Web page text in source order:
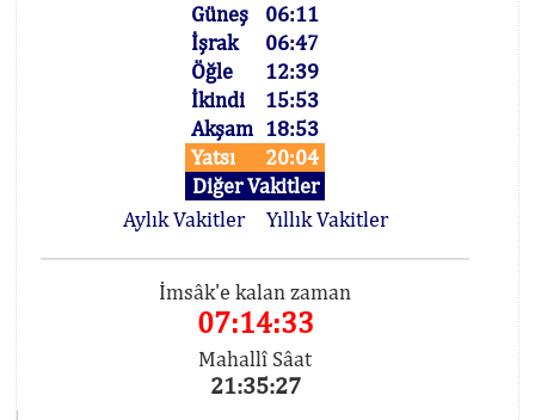
Güneş
06:11
İşrak
06:47
Öğle
12:39
İkindi
15:53
Akşam 18:53
Yatsı
20:04
Diğer Vakitler
Aylık Vakitler
Yıllık Vakitler
İmsâk'e kalan zaman
07:14:33
Mahallî Sâat
21:35:27